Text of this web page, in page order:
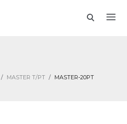
/ MASTER T/PT / MASTER-20PT